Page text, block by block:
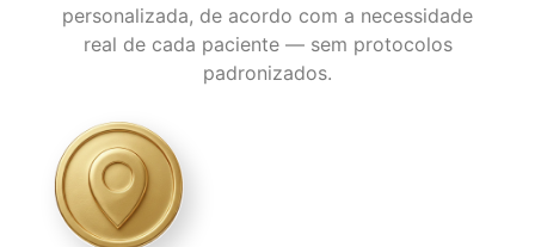
personalizada, de acordo com a necessidade
real de cada paciente — sem protocolos
padronizados.